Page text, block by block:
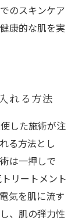
のスキンケア
康的な肌を実
れる方法
した施術が注
る方法とし
は一押しで
リートメント
気を肌に流す
、肌の弾力性